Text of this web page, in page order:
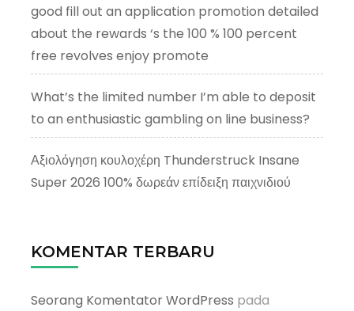
good fill out an application promotion detailed
about the rewards ‘s the 100 % 100 percent
free revolves enjoy promote
What’s the limited number I’m able to deposit
to an enthusiastic gambling on line business?
Αξιολόγηση κουλοχέρη Thunderstruck Insane
Super 2026 100% δωρεάν επίδειξη παιχνιδιού
KOMENTAR TERBARU
Seorang Komentator WordPress pada